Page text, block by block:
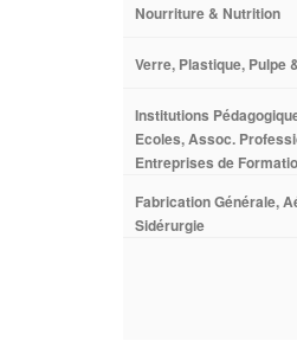
Nourriture & Nutrition
Verre, Plastique, Pulpe
Institutions
Ecoles, Assoc.
Entreprises de
Fabrication Générale,
Sidérurgie